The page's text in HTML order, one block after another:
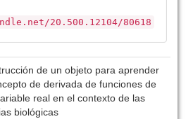
20.500.12104/80618
de un objeto para aprender
de derivada de funciones de
real en el contexto de las
biológicas